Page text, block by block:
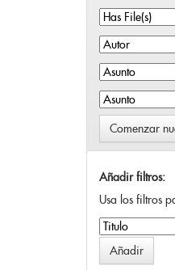
Comenzar
Añadir filtros:
Usa los filtros